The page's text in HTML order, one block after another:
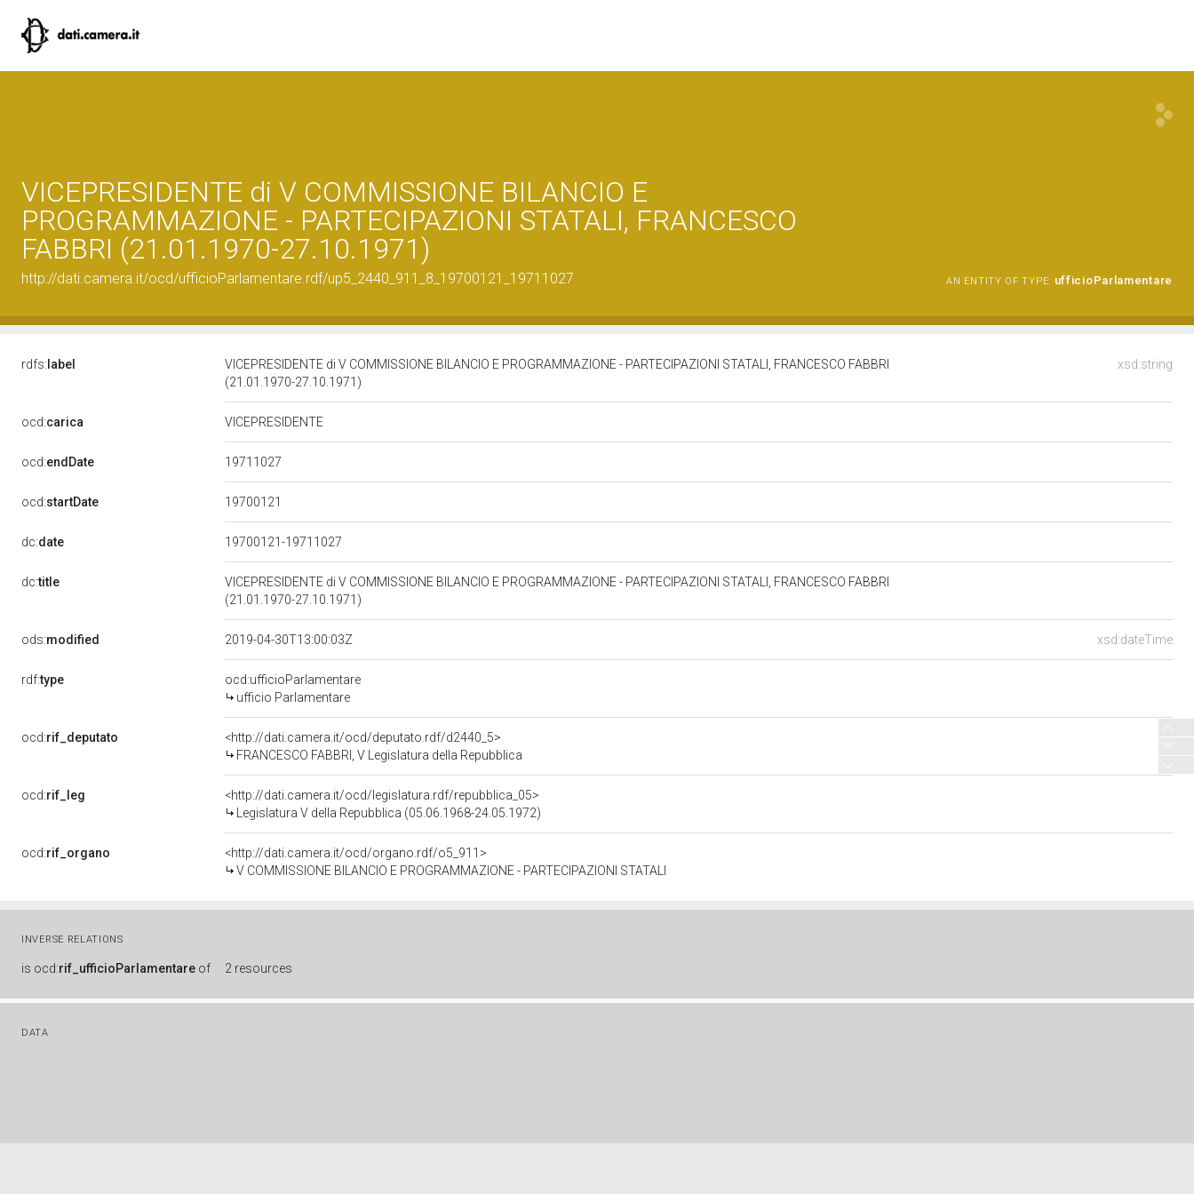
VICEPRESIDENTE di V COMMISSIONE BILANCIO E
PROGRAMMAZIONE - PARTECIPAZIONI STATALI, FRANCESCO
FABBRI (21.01.1970-27.10.1971)
http://dati.camera.it/ocd/ufficioParlamentare.rdf/up5_2440_911_8_19700121_19711027 AN ENTITY OF TYPE: ufficioParlamentare
rdfs: label xsd:string
VICEPRESIDENTE di V COMMISSIONE BILANCIO E PROGRAMMAZIONE - PARTECIPAZIONI STATALI, FRANCESCO FABBRI
(21.01.1970-27.10.1971)
ocd:carica VICEPRESIDENTE
ocd:endDate 19711027
ocd:startDate 19700121
dc:date 19700121-19711027
dc:title
VICEPRESIDENTE di V COMMISSIONE BILANCIO E PROGRAMMAZIONE - PARTECIPAZIONI STATALI, FRANCESCO FABBRI
(21.01.1970-27.10.1971)
ods:modified xsd:dateTime
2019-04-30T13:00:03Z
rdf:type
ocd:ufficioParlamentare
ufficio Parlamentare
ocd:rif_deputato
<http://dati.camera.it/ocd/deputato.rdf/d2440_5>
FRANCESCO FABBRI, V Legislatura della Repubblica
ocd:rif_leg
<http://dati.camera.it/ocd/legislatura.rdf/repubblica_05>
Legislatura V della Repubblica (05.06.1968-24.05.1972)
ocd:rif_organo
<http://dati.camera.it/ocd/organo.rdf/o5_911>
V COMMISSIONE BILANCIO E PROGRAMMAZIONE - PARTECIPAZIONI STATALI
INVERSE RELATIONS
is ocd:rif_ufficioParlamentare of 2 resources
DATA